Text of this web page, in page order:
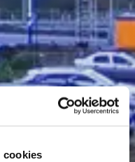
cookies